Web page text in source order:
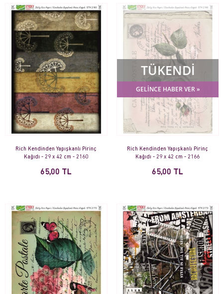
Rich Kendinden Yapışkanlı Pirinç
Kağıdı - 29 x 42 cm - 2160
65,00 TL
TÜKENDİ
GELİNCE HABER VER »
Rich Kendinden Yapışkanlı Pirinç
Kağıdı - 29 x 42 cm - 2166
65,00 TL